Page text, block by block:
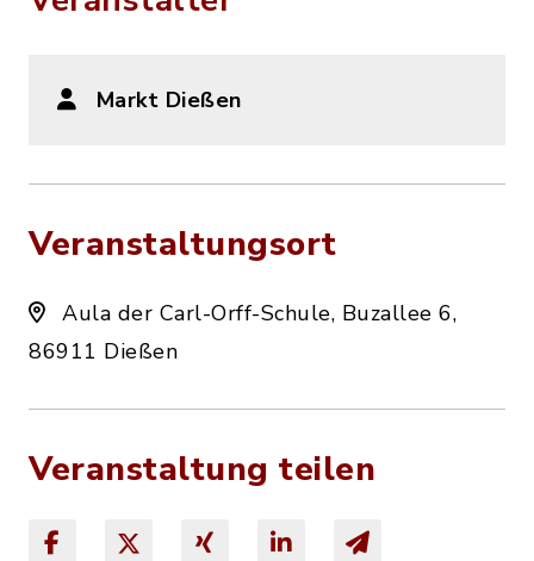
Markt Dießen
Veranstaltungsort
Aula der Carl-Orff-Schule, Buzallee 6,
86911 Dießen
Veranstaltung teilen